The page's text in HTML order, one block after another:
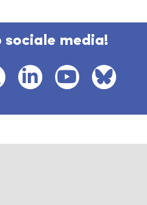
sociale media!